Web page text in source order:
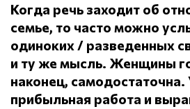
Когда речь заходит об
семье, то часто можно
одиноких / разведенных
и ту же мысль. Женщины
наконец, самодостаточна.
прибыльная работа и